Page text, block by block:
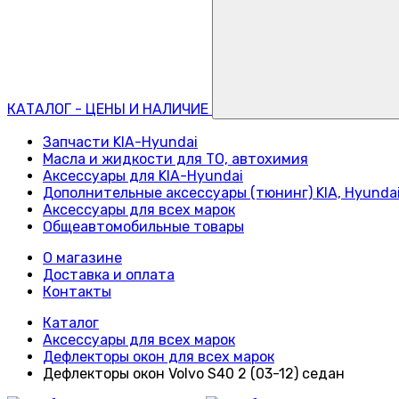
КАТАЛОГ - ЦЕНЫ И НАЛИЧИЕ
Запчасти KIA-Hyundai
Масла и жидкости для ТО, автохимия
Аксессуары для KIA-Hyundai
Дополнительные аксессуары (тюнинг) KIA,
Аксессуары для всех марок
Общеавтомобильные товары
О магазине
Доставка и оплата
Контакты
Каталог
Аксессуары для всех марок
Дефлекторы окон для всех марок
Дефлекторы окон Volvo S40 2 (03-12) седан